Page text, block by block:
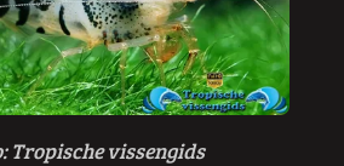
Tropische vissengids